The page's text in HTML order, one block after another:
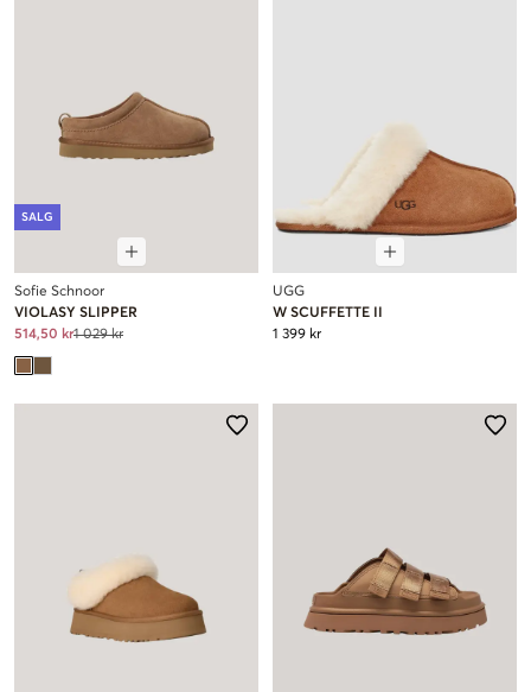
SALG
Sofie Schnoor
VIOLASY SLIPPER
514,50 kr1 029 kr
UGG
W SCUFFETTE II
1 399 kr